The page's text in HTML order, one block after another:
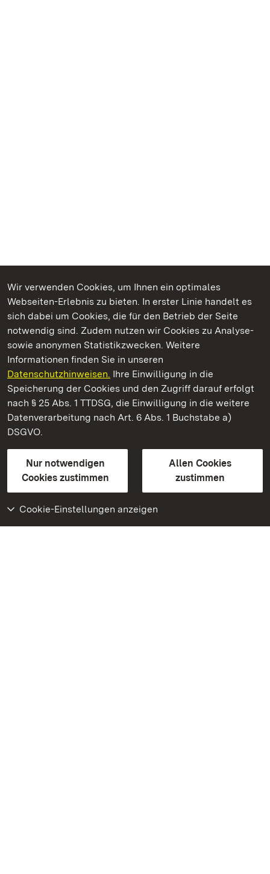
Wir verwenden Cookies, um Ihnen ein optimales
Webseiten-Erlebnis zu bieten. In erster Linie handelt es
sich dabei um Cookies, die für den Betrieb der Seite
notwendig sind. Zudem nutzen wir Cookies zu Analyse-
sowie anonymen Statistikzwecken. Weitere
Informationen finden Sie in unseren
Datenschutzhinweisen. Ihre Einwilligung in die
Speicherung der Cookies und den Zugriff darauf erfolgt
nach § 25 Abs. 1 TTDSG, die Einwilligung in die weitere
Datenverarbeitung nach Art. 6 Abs. 1 Buchstabe a)
DSGVO.
Nur notwendigen
Cookies zustimmen
Allen Cookies
zustimmen
Cookie-Einstellungen anzeigen
Kommen. Staunen. Genießen.
Schloss Favorite Rastatt
Staatliche Schlösser und Gärten Baden-Württemberg
Kontakt
GebärdenspracheLeichte Sprache
Erklärung zur Barrierefreiheit
BITV-konform (geprüfte Seiten)
Weiteres